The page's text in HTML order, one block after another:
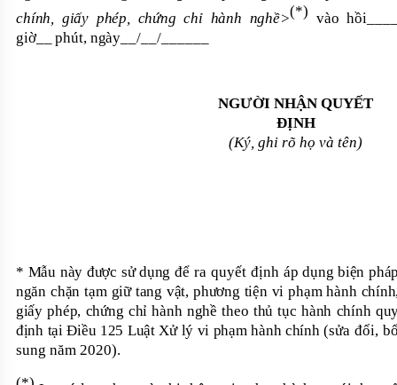
chính, giấy phép, chứng chỉ hành nghề>(*) vào hồi
giờ__ phút, ngày __/ __/______
NGƯỜI NHẬN QUYẾT
ĐỊNH
(Ký, ghi rõ họ và tên)
* Mẫu này được sử dụng để ra quyết định áp dụng biện
ngăn chặn tạm giữ tang vật, phương tiện vi phạm hành
giấy phép, chứng chỉ hành nghề theo thủ tục hành chính
định tại Điều 125 Luật Xử lý vi phạm hành chính(sửa đổi,
sung năm 2020).